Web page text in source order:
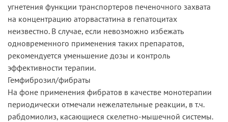
угнетения функции транспортеров печеночного захвата
на концентрацию аторвастатина в гепатоцитах
неизвестно. В случае, если невозможно избежать
одновременного применения таких препаратов,
рекомендуется уменьшение дозы и контроль
эффективности терапии.
Гемфиброзил/фибраты
На фоне применения фибратов в качестве монотерапии
периодически отмечали нежелательные реакции, в т.ч.
рабдомиолиз, касающиеся скелетно-мышечной системы.